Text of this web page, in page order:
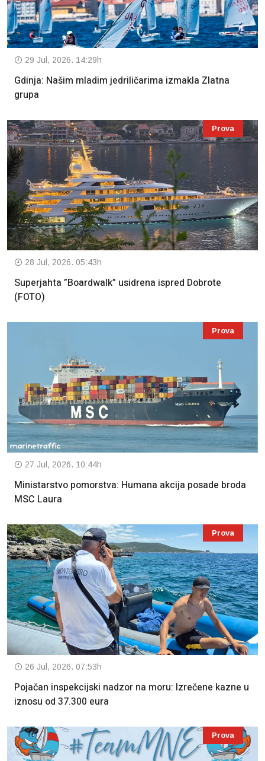
29 Jul, 2026. 14:29h
Gdinja: Našim mladim jedriličarima izmakla Zlatna
grupa
Prova
28 Jul, 2026. 05:43h
Superjahta ”Boardwalk” usidrena ispred Dobrote
(FOTO)
Prova
27 Jul, 2026. 10:44h
Ministarstvo pomorstva: Humana akcija posade broda
MSC Laura
Prova
26 Jul, 2026. 07:53h
Pojačan inspekcijski nadzor na moru: Izrečene kazne u
iznosu od 37.300 eura
Prova